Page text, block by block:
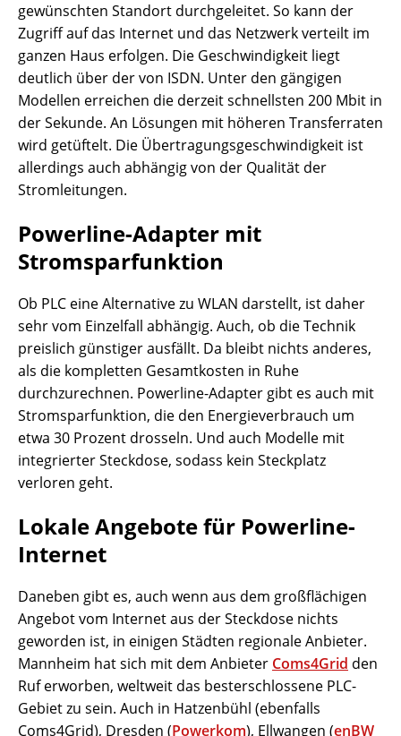
gewünschten Standort durchgeleitet. So kann der
Zugriff auf das Internet und das Netzwerk verteilt im
ganzen Haus erfolgen. Die Geschwindigkeit liegt
deutlich über der von ISDN. Unter den gängigen
Modellen erreichen die derzeit schnellsten 200 Mbit in
der Sekunde. An Lösungen mit höheren Transferraten
wird getüftelt. Die Übertragungsgeschwindigkeit ist
allerdings auch abhängig von der Qualität der
Stromleitungen.
Powerline-Adapter mit
Stromsparfunktion
Ob PLC eine Alternative zu WLAN darstellt, ist daher
sehr vom Einzelfall abhängig. Auch, ob die Technik
preislich günstiger ausfällt. Da bleibt nichts anderes,
als die kompletten Gesamtkosten in Ruhe
durchzurechnen. Powerline-Adapter gibt es auch mit
Stromsparfunktion, die den Energieverbrauch um
etwa 30 Prozent drosseln. Und auch Modelle mit
integrierter Steckdose, sodass kein Steckplatz
verloren geht.
Lokale Angebote für Powerline-
Internet
Daneben gibt es, auch wenn aus dem großflächigen
Angebot vom Internet aus der Steckdose nichts
geworden ist, in einigen Städten regionale Anbieter.
Mannheim hat sich mit dem Anbieter Coms4Grid den
Ruf erworben, weltweit das besterschlossene PLC-
Gebiet zu sein. Auch in Hatzenbühl (ebenfalls
Coms4Grid), Dresden (Powerkom), Ellwangen (enBW